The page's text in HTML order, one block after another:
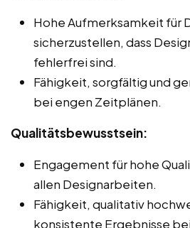
Hohe Aufmerksamkeit für
sicherzustellen, dass
fehlerfrei sind.
Fähigkeit, sorgfältig und
bei engen Zeitplänen.
Qualitätsbewusstsein:
Engagement für hohe
allen Designarbeiten.
Fähigkeit, qualitativ
konsistente Ergebnisse